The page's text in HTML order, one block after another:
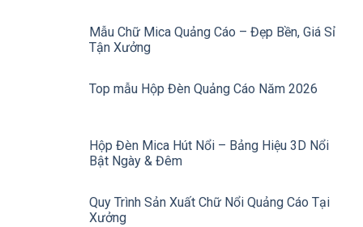
Mẫu Chữ Mica Quảng Cáo – Đẹp Bền, Giá Sỉ
Tận Xưởng
Top mẫu Hộp Đèn Quảng Cáo Năm 2026
Hộp Đèn Mica Hút Nổi – Bảng Hiệu 3D Nổi
Bật Ngày & Đêm
Quy Trình Sản Xuất Chữ Nổi Quảng Cáo Tại
Xưởng